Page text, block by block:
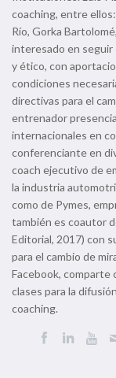
coaching, entre
Río, Gorka
interesado en
y ético, con
condiciones
directivas para el
entrenador
internacionales en
conferenciante en
coach ejecutivo de
la industria
como de Pymes,
también es coautor
Editorial, 2017) con
para el cambio de
Facebook,
clases para la
coaching.